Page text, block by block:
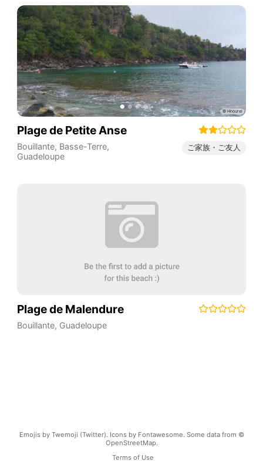
Plage de Petite Anse
Bouillante, Basse-Terre,
Guadeloupe
ご家族・ご友人
Plage de Malendure
Bouillante, Guadeloupe
Emojis by Twemoji (Twitter). Icons by Fontawesome. Some data from ©
OpenStreetMap.
Terms of Use